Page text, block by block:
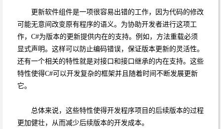
更新软件组件是一项很容易出错的工作，因为代码的修改
可能无意间改变原有程序的语义。为协助开发者进行这项工
作，C#为版本的更新提供内在的支持。例如，方法重载必须
显式声明。这样可以防止编码错误，保证版本更新的灵活性。
还有一个相关的特性就是对接口和接口继承的内在支持。这些
特性使得C#可以开发复杂的框架并且随着时间不断发展更新
它。
总体来说，这些特性使得开发程序项目的后续版本的过程
更加健壮，从而减少后续版本的开发成本。